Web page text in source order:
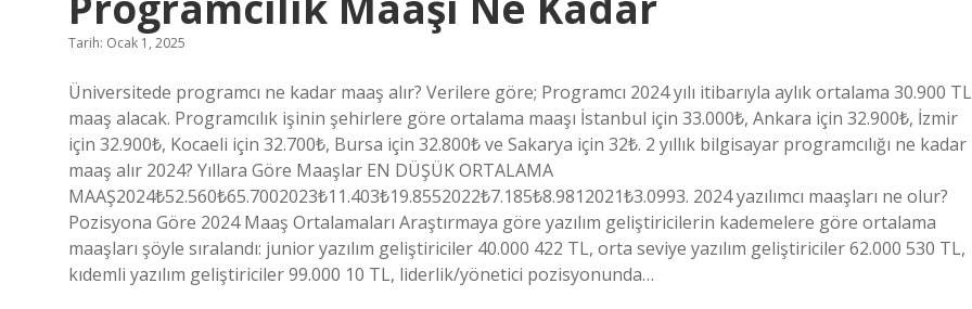
Tarih: Ocak 1, 2025
Üniversitede programcı ne kadar maaş alır? Verilere göre; Programcı 2024 yılı itibarıyla aylık ortalama 30.900 TL
maaş alacak. Programcılık işinin şehirlere göre ortalama maaşı İstanbul için 33.000₺, Ankara için 32.900₺, İzmir
için 32.900₺, Kocaeli için 32.700₺, Bursa için 32.800₺ ve Sakarya için 32₺. 2 yıllık bilgisayar programcılığı ne kadar
maaş alır 2024? Yıllara Göre Maaşlar EN DÜŞÜK ORTALAMA
MAAŞ2024₺52.560₺65.7002023₺11.403₺19.8552022₺7.185₺8.9812021₺3.0993. 2024 yazılımcı maaşları ne olur?
Pozisyona Göre 2024 Maaş Ortalamaları Araştırmaya göre yazılım geliştiricilerin kademelere göre ortalama
maaşları şöyle sıralandı: junior yazılım geliştiriciler 40.000 422 TL, orta seviye yazılım geliştiriciler 62.000 530 TL,
kıdemli yazılım geliştiriciler 99.000 10 TL, liderlik/yönetici pozisyonunda…